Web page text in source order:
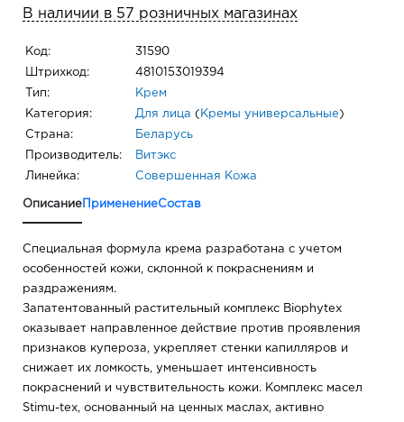
В наличии в 57 розничных магазинах
Код: 31590
Штрихкод: 4810153019394
Тип: Крем
Категория: Для лица ( Кремы универсальные )
Страна: Беларусь
Производитель: Витэкс
Линейка: Совершенная Кожа
Описание ПрименениеСостав
Специальная формула крема разработана с учетом
особенностей кожи, склонной к покраснениям и
раздражениям.
Запатентованный растительный комплекс Biophуtex
оказывает направленное действие против проявления
признаков купероза, укрепляет стенки капилляров и
снижает их ломкость, уменьшает интенсивность
покраснений и чувствительность кожи. Комплекс масел
Stimu-tex, основанный на ценных маслах, активно